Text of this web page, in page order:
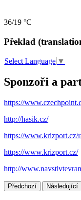
36/19 °C
Překlad
Select Language ▼
Sponzoři a
https://
http://hasik.cz/
https://www.krizport.cz/
https://www.krizport.cz/
http://
Předchozí Následující